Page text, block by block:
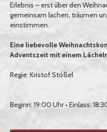
Erlebnis – erst über den
gemeinsam lachen, träumen
einstimmen.
Eine liebevolle
Adventszeit mit einem
Regie: Kristof Stößel
Beginn: 19:00 Uhr • Einlass: